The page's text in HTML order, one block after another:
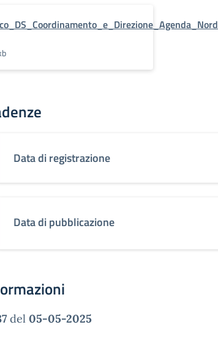
Data di registrazione
Data di pubblicazione
del 05-05-2025